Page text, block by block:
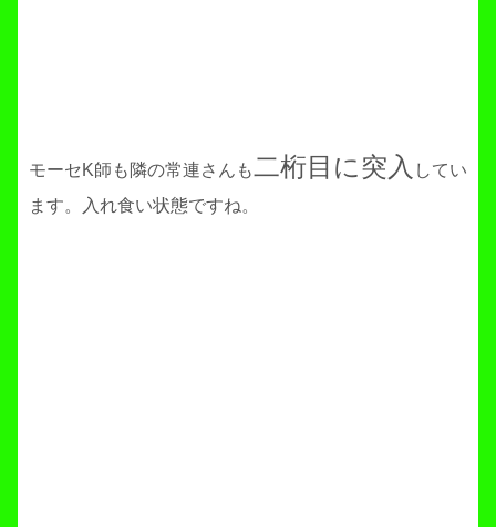
モーセK師も隣の常連さんも二桁目に突入 してい
ます。入れ食い状態ですね。